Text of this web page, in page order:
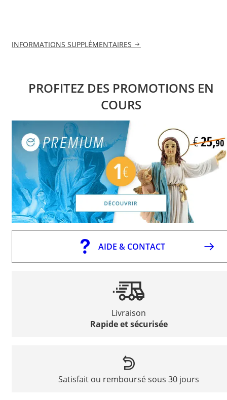
INFORMATIONS SUPPLÉMENTAIRES
PROFITEZ DES PROMOTIONS EN
COURS
AIDE & CONTACT
Livraison
Rapide et sécurisée
Satisfait ou remboursé sous 30 jours